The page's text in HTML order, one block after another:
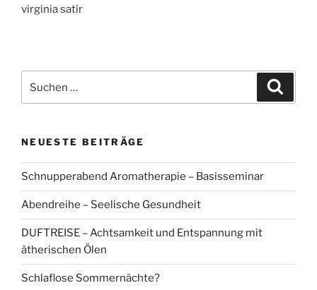
virginia satir
nach:
NEUESTE BEITRÄGE
Schnupperabend Aromatherapie – Basisseminar
Abendreihe – Seelische Gesundheit
DUFTREISE – Achtsamkeit und Entspannung mit
ätherischen Ölen
Schlaflose Sommernächte?